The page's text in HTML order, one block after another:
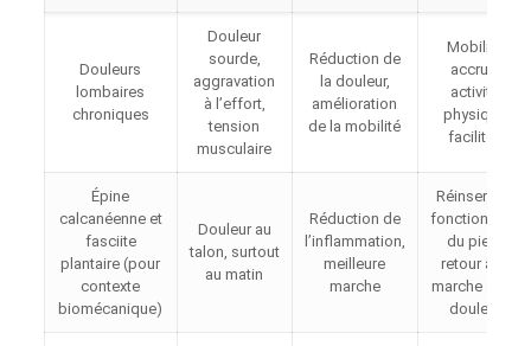
Douleurs
lombaires
chroniques
Douleur
sourde,
aggravation
à l’effort,
tension
musculaire
Réduction de
la douleur,
amélioration
de la mobilité
Mobilité
accrue,
activité
physique
facilitée
Épine
calcanéenne et
fasciite
plantaire (pour
contexte
biomécanique)
Douleur au
talon, surtout
au matin
Réduction de
l’inflammation,
meilleure
marche
Réinsertion
fonctionnelle
du pied,
retour à la
marche sans
douleur